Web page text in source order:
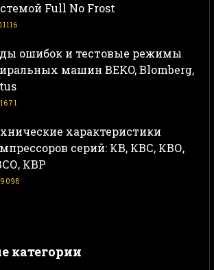
Full No Frost
ошибок и тестовые режимы
машин BEKO, Blomberg,
характеристики
серий: КВ, КВС, КВО,
КВР
категории